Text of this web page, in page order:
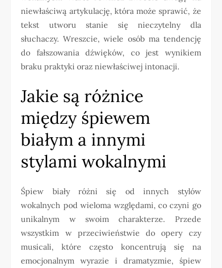
niewłaściwą artykulację, która może sprawić, że
tekst utworu stanie się nieczytelny dla
słuchaczy. Wreszcie, wiele osób ma tendencję
do fałszowania dźwięków, co jest wynikiem
braku praktyki oraz niewłaściwej intonacji.
Jakie są różnice
między śpiewem
białym a innymi
stylami wokalnymi
Śpiew biały różni się od innych stylów
wokalnych pod wieloma względami, co czyni go
unikalnym w swoim charakterze. Przede
wszystkim w przeciwieństwie do opery czy
musicali, które często koncentrują się na
emocjonalnym wyrazie i dramatyzmie, śpiew